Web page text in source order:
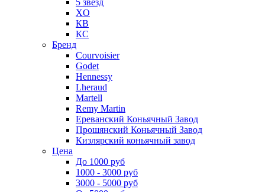
XO
КВ
КС
Бренд
Courvoisier
Godet
Hennessy
Lheraud
Martell
Remy Martin
Ереванский Коньячный Завод
Прошянский Коньячный Завод
Кизлярский коньячный завод
Цена
До 1000 руб
1000 - 3000 руб
3000 - 5000 руб